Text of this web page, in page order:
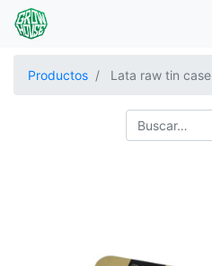
Productos Lata raw tin case